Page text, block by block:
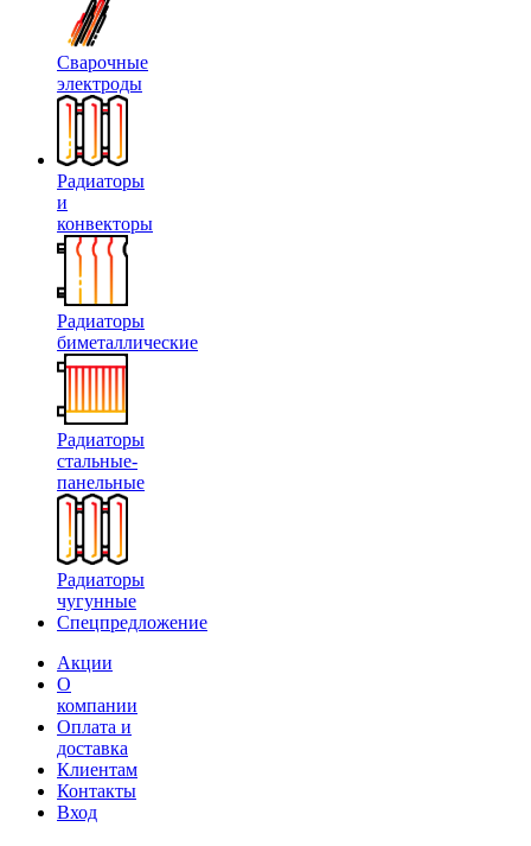
Сварочные
электроды
Радиаторы
и
конвекторы
Радиаторы
биметаллические
Радиаторы
стальные-
панельные
Радиаторы
чугунные
Спецпредложение
Акции
О
компании
Оплата и
доставка
Клиентам
Контакты
Вход